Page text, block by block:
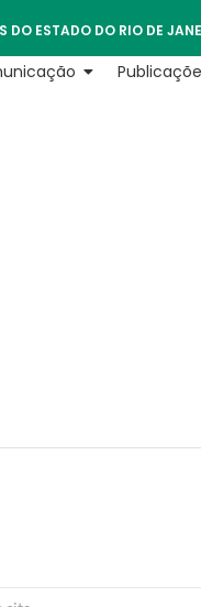
DO ESTADO DO RIO DE